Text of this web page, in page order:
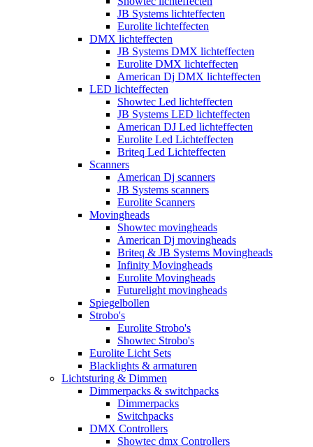
JB Systems lichteffecten
Eurolite lichteffecten
DMX lichteffecten
JB Systems DMX lichteffecten
Eurolite DMX lichteffecten
American Dj DMX lichteffecten
LED lichteffecten
Showtec Led lichteffecten
JB Systems LED lichteffecten
American DJ Led lichteffecten
Eurolite Led Lichteffecten
Briteq Led Lichteffecten
Scanners
American Dj scanners
JB Systems scanners
Eurolite Scanners
Movingheads
Showtec movingheads
American Dj movingheads
Briteq & JB Systems Movingheads
Infinity Movingheads
Eurolite Movingheads
Futurelight movingheads
Spiegelbollen
Strobo's
Eurolite Strobo's
Showtec Strobo's
Eurolite Licht Sets
Blacklights & armaturen
Lichtsturing & Dimmen
Dimmerpacks & switchpacks
Dimmerpacks
Switchpacks
DMX Controllers
Showtec dmx Controllers